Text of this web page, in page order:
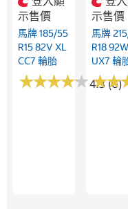
示售價
馬牌 185/55
R15 82V XL
CC7 輪胎
★★★★★
★★★★★4.3 (6)
示售價
馬牌
R18
UX7 輪
★★
★★